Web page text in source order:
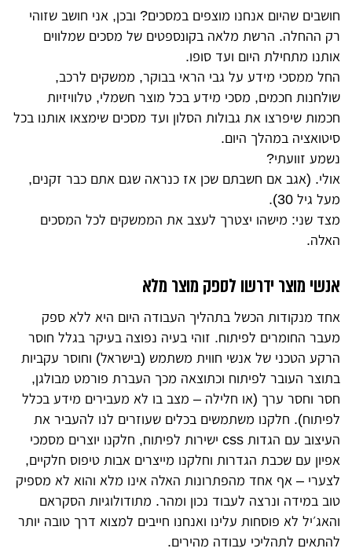
חושבים שהיום אנחנו מוצפים במסכים? ובכן, אני חושב שזוהי
רק ההחלה. הרשת מלאה בקונספטים של מסכים שמלווים
אותנו מתחילת היום ועד סופו.
החל ממסכי מידע על גבי הראי בבוקר, ממשקים לרכב,
שולחנות חכמים, מסכי מידע בכל מוצר חשמלי, טלוויזיות
חכמות שיפרצו את גבולות הסלון ועד מסכים שימצאו אותנו בכל
סיטואציה במהלך היום.
נשמע זוועתי?
אולי. (אגב אם חשבתם שכן אז כנראה שגם אתם כבר זקנים,
מעל גיל 30).
מצד שני: מישהו יצטרך לעצב את הממשקים לכל המסכים
האלה.
אנשי מוצר ידרשו לספק מוצר מלא
אחד מנקודות הכשל בתהליך העבודה היום היא ללא ספק
מעבר החומרים לפיתוח. זוהי בעיה נפוצה בעיקר בגלל חוסר
הרקע הטכני של אנשי חווית משתמש (בישראל) וחוסר עקביות
בתוצר העובר לפיתוח וכתוצאה מכך העברת פורמט מבולגן,
חסר וחסר ערך (או חלילה – מצב בו לא מעבירים מידע בכלל
לפיתוח). חלקנו משתמשים בכלים שעוזרים לנו להעביר את
העיצוב עם הגדות css ישירות לפיתוח, חלקנו יוצרים מסמכי
אפיון עם שכבת הגדרות וחלקנו מייצרים אבות טיפוס חלקיים,
לצערי – אף אחד מהפתרונות האלה אינו מלא והוא לא מספיק
טוב במידה ונרצה לעבוד נכון ומהר. מתודולוגיות הסקראם
והאג׳יל לא פוסחות עלינו ואנחנו חייבים למצוא דרך טובה יותר
להתאים לתהליכי עבודה מהירים.